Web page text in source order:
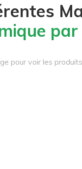
pour voir les